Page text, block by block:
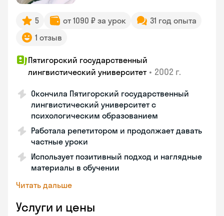
5 от 1090 ₽ за урок
31 год опыта
1 отзыв
Пятигорский государственный
лингвистический университет • 2002 г.
Окончила Пятигорский государственный
лингвистический университет с
психологическим образованием
Работала репетитором и продолжает давать
частные уроки
Использует позитивный подход и наглядные
материалы в обучении
Читать дальше
Услуги и цены